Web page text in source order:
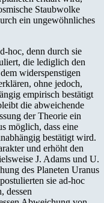
Staubwolke
ein ungewöhnliches
hoc, denn durch sie
die lediglich den
widerspenstigen
ohne jedoch,
empirisch bestätigt
die abweichende
der Theorie ein
möglich, dass eine
bestätigt wird.
und erhöht den
J. Adams und U.
des Planeten Uranus
sie ad-hoc
dessen